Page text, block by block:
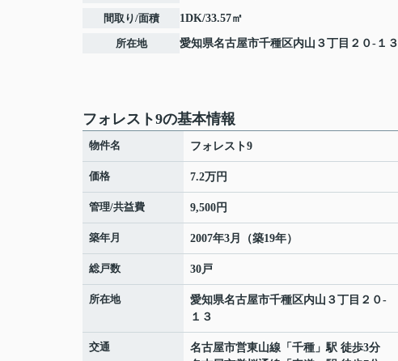
間取り/面積 1DK/33.57㎡
所在地 愛知県名古屋市千種区内山 ３丁目２０-１３
フォレスト9の基本情報
物件名 フォレスト9
価格 7.2万円
管理/共益費 9,500円
築年月 2007年3月（築19年）
総戸数 30戸
所在地 愛知県名古屋市千種区内山 ３丁目２０-
１３
交通 名古屋市営東山線 「 千種 」駅 徒歩3分